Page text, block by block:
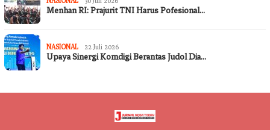
Menhan RI: Prajurit TNI Harus Pofesional…
NASIONAL 22 Juli 2026
Upaya Sinergi Komdigi Berantas Judol Dia…